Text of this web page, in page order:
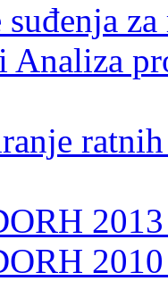
suđenja
Analiza